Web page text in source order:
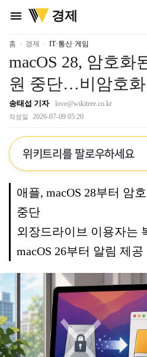
menu
위
키
리
경제
홈 경제 IT·통신·게임
macOS 28, 암호화
원 중단…비암호화
송태섭 기자 love@wikitree.co.kr
작성일 2026-07-09 05:20
위키트리를 팔로우하세요
애플, macOS 28부터 암
중단
외장드라이브 이용자는
macOS 26부터 알림 제공